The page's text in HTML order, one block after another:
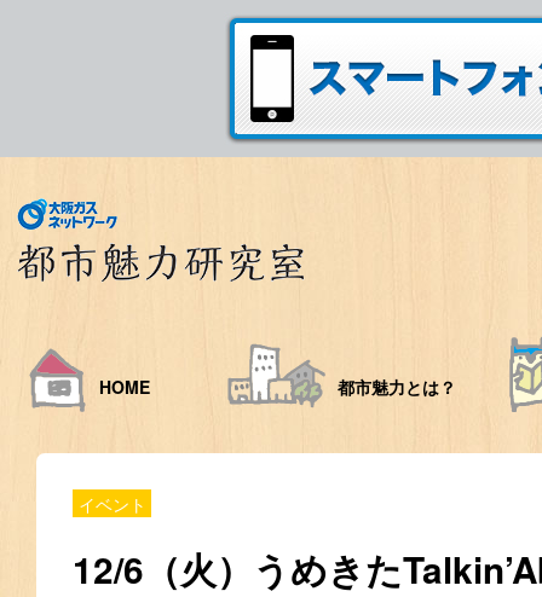
HOME 都市魅力とは？
イベント
12/6（火）うめきた